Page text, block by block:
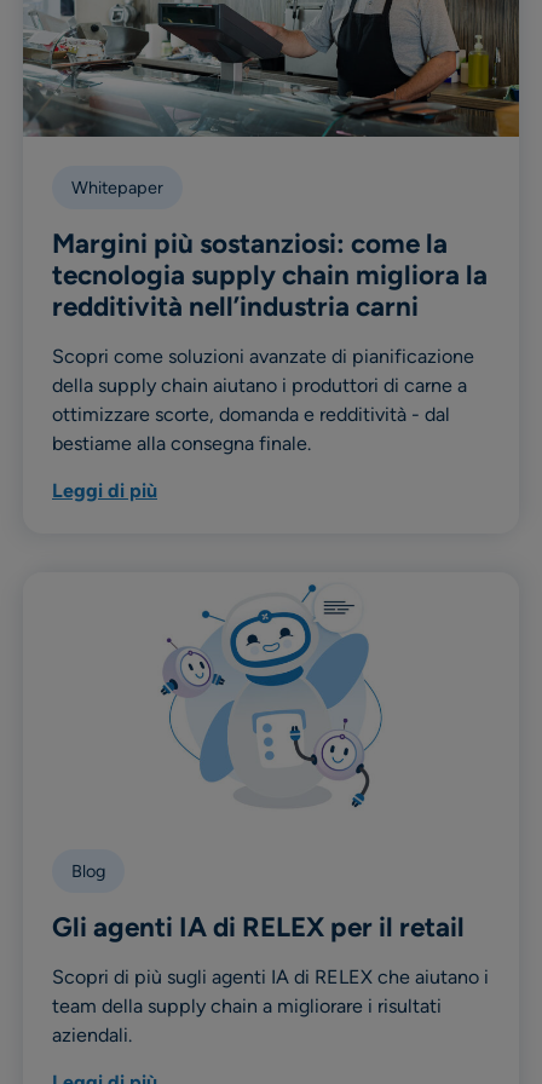
Whitepaper
Margini più sostanziosi: come la
tecnologia supply chain migliora la
redditività nell’industria carni
Scopri come soluzioni avanzate di pianificazione
della supply chain aiutano i produttori di carne a
ottimizzare scorte, domanda e redditività - dal
bestiame alla consegna finale.
Leggi di più
Blog
Gli agenti IA di RELEX per il retail
Scopri di più sugli agenti IA di RELEX che aiutano i
team della supply chain a migliorare i risultati
aziendali.